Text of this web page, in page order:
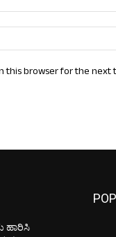
this browser for the next
ಹಾರಿಸಿ